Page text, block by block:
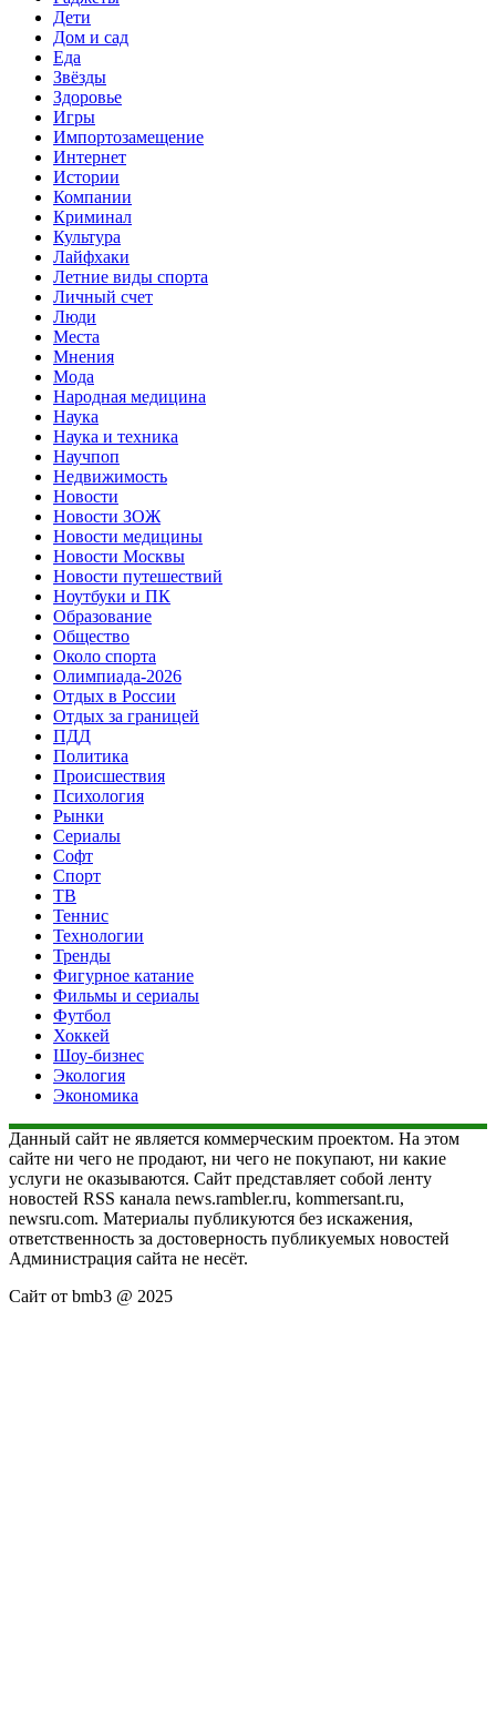
Дети
Дом и сад
Еда
Звёзды
Здоровье
Игры
Импортозамещение
Интернет
Истории
Компании
Криминал
Культура
Лайфхаки
Летние виды спорта
Личный счет
Люди
Места
Мнения
Мода
Народная медицина
Наука
Наука и техника
Научпоп
Недвижимость
Новости
Новости ЗОЖ
Новости медицины
Новости Москвы
Новости путешествий
Ноутбуки и ПК
Образование
Общество
Около спорта
Олимпиада-2026
Отдых в России
Отдых за границей
ПДД
Политика
Происшествия
Психология
Рынки
Сериалы
Софт
Спорт
ТВ
Теннис
Технологии
Тренды
Фигурное катание
Фильмы и сериалы
Футбол
Хоккей
Шоу-бизнес
Экология
Экономика
Данный сайт не является коммерческим проектом. На этом
сайте ни чего не продают, ни чего не покупают, ни какие
услуги не оказываются. Сайт представляет собой ленту
новостей RSS канала news.rambler.ru, kommersant.ru,
newsru.com. Материалы публикуются без искажения,
ответственность за достоверность публикуемых новостей
Администрация сайта не несёт.
Сайт от bmb3 @ 2025